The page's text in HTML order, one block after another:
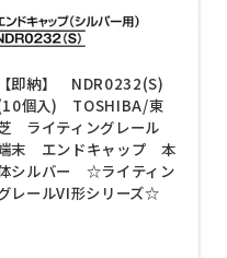
【即納】 NDR0232(S)
個入) TOSHIBA/東
ライティングレール
末 エンドキャップ 本
シルバー ☆ライティン
レールVI形シリーズ☆